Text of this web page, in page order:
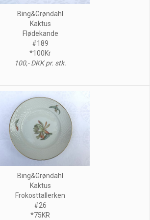
Bing&Grøndahl
Kaktus
Flødekande
#189
*100Kr
100,- DKK pr. stk.
Bing&Grøndahl
Kaktus
Frokosttallerken
#26
*75KR